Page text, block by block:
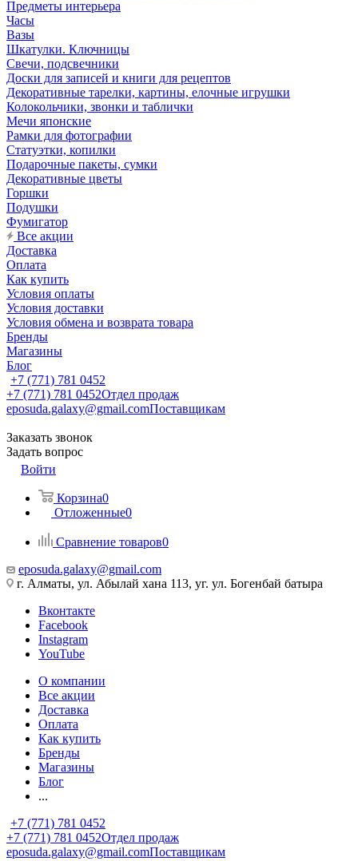
Предметы интерьера
Часы
Вазы
Шкатулки. Ключницы
Свечи, подсвечники
Доски для записей и книги для рецептов
Декоративные тарелки, картины, елочные игрушки
Колокольчики, звонки и таблички
Мечи японские
Рамки для фотографии
Статуэтки, копилки
Подарочные пакеты, сумки
Декоративные цветы
Горшки
Подушки
Фумигатор
Все акции
Доставка
Оплата
Как купить
Условия оплаты
Условия доставки
Условия обмена и возврата товара
Бренды
Магазины
Блог
+7 (771) 781 0452
+7 (771) 781 0452Отдел продаж
eposuda.galaxy@gmail.comПоставщикам
Заказать звонок
Задать вопрос
Войти
Корзина0
Отложенные0
Сравнение товаров0
eposuda.galaxy@gmail.com
г. Алматы, ул. Абылай хана 113, уг. ул. Богенбай батыра
Вконтакте
Facebook
Instagram
YouTube
О компании
Все акции
Доставка
Оплата
Как купить
Бренды
Магазины
Блог
...
+7 (771) 781 0452
+7 (771) 781 0452Отдел продаж
eposuda.galaxy@gmail.comПоставщикам